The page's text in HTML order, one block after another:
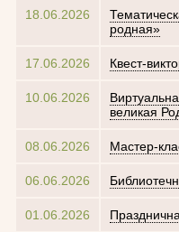
18.06.2026
родная»
17.06.2026 Квест-
10.06.2026
великая
08.06.2026 Мастер-
06.06.2026
01.06.2026